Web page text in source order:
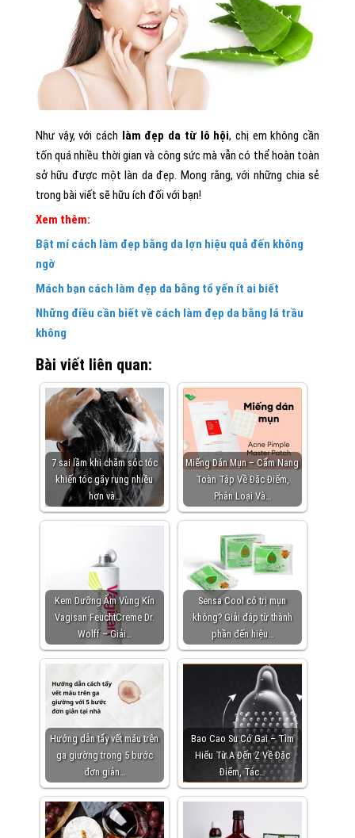
Như vậy, với cách làm đẹp da từ lô hội, chị em không cần
tốn quá nhiều thời gian và công sức mà vẫn có thể hoàn toàn
sở hữu được một làn da đẹp. Mong rằng, với những chia sẻ
trong bài viết sẽ hữu ích đối với bạn!
Xem thêm:
Bật mí cách làm đẹp bằng da lợn hiệu quả đến không
ngờ
Mách bạn cách làm đẹp da bằng tổ yến ít ai biết
Những điều cần biết về cách làm đẹp da bằng lá trầu
không
Bài viết liên quan:
7 sai lầm khi chăm sóc tóc
khiến tóc gãy rụng nhiều
hơn và…
Miếng Dán Mụn – Cẩm Nang
Toàn Tập Về Đặc Điểm,
Phân Loại Và…
Kem Dưỡng Ẩm Vùng Kín
Vagisan FeuchtCreme Dr.
Wolff – Giải…
Sensa Cool có trị mụn
không? Giải đáp từ thành
phần đến hiệu…
Hướng dẫn tẩy vết máu trên
ga giường trong 5 bước
đơn giản…
Bao Cao Su Có Gai – Tìm
Hiểu Từ A Đến Z Về Đặc
Điểm, Tác…